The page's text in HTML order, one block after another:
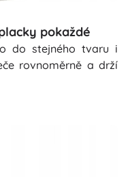
pokaždé
do stejného tvaru i
rovnoměrně a drží